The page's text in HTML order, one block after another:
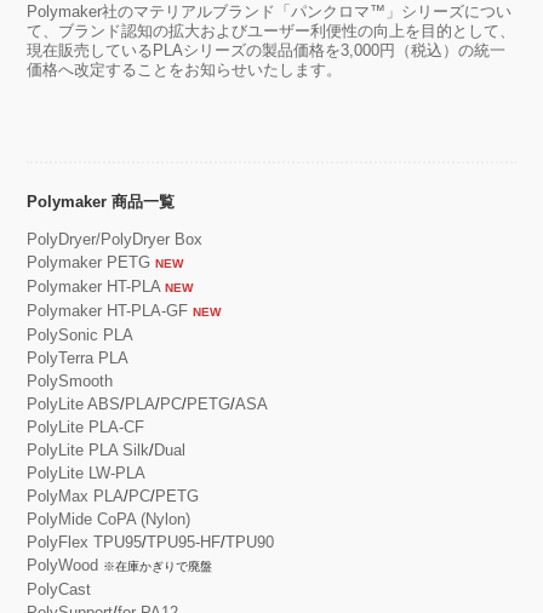
Polymaker社のマテリアルブランド「パンクロマ™」シリーズについ
て、ブランド認知の拡大およびユーザー利便性の向上を目的として、
現在販売しているPLAシリーズの製品価格を3,000円（税込）の統一
価格へ改定することをお知らせいたします。
Polymaker 商品一覧
PolyDryer/PolyDryer Box
Polymaker PETG NEW
Polymaker HT-PLA NEW
Polymaker HT-PLA-GF NEW
PolySonic PLA
PolyTerra PLA
PolySmooth
PolyLite ABS/PLA/PC/PETG/ASA
PolyLite PLA-CF
PolyLite PLA Silk/Dual
PolyLite LW-PLA
PolyMax PLA/PC/PETG
PolyMide CoPA (Nylon)
PolyFlex TPU95/TPU95-HF/TPU90
PolyWood ※在庫かぎりで廃盤
PolyCast